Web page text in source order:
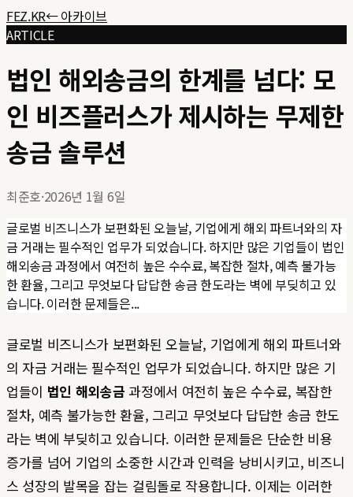
FEZ.KR← 아카이브
ARTICLE
법인 해외송금의 한계를 넘다: 모
인 비즈플러스가 제시하는 무제한
송금 솔루션
최준호·2026년 1월 6일
글로벌 비즈니스가 보편화된 오늘날, 기업에게 해외 파트너와의 자
금 거래는 필수적인 업무가 되었습니다. 하지만 많은 기업들이 법인
해외송금 과정에서 여전히 높은 수수료, 복잡한 절차, 예측 불가능
한 환율, 그리고 무엇보다 답답한 송금 한도라는 벽에 부딪히고 있
습니다. 이러한 문제들은...
글로벌 비즈니스가 보편화된 오늘날, 기업에게 해외 파트너와
의 자금 거래는 필수적인 업무가 되었습니다. 하지만 많은 기
업들이 법인 해외송금 과정에서 여전히 높은 수수료, 복잡한
절차, 예측 불가능한 환율, 그리고 무엇보다 답답한 송금 한도
라는 벽에 부딪히고 있습니다. 이러한 문제들은 단순한 비용
증가를 넘어 기업의 소중한 시간과 인력을 낭비시키고, 비즈니
스 성장의 발목을 잡는 걸림돌로 작용합니다. 이제는 이러한